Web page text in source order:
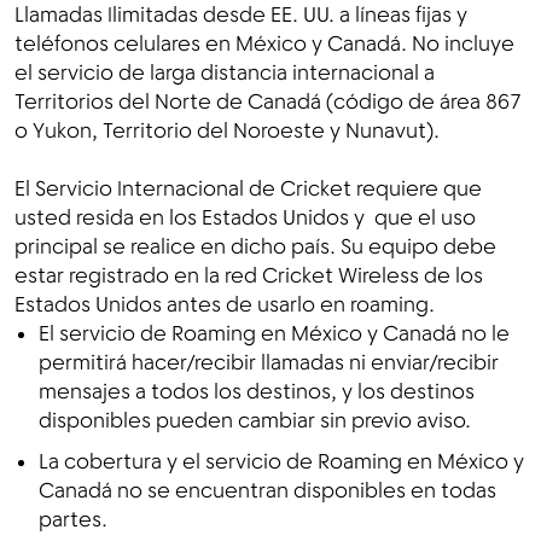
Llamadas Ilimitadas desde EE. UU. a líneas fijas y
teléfonos celulares en México y Canadá. No incluye
el servicio de larga distancia internacional a
Territorios del Norte de Canadá (código de área 867
o Yukon, Territorio del Noroeste y Nunavut).
El Servicio Internacional de Cricket requiere que
usted resida en los Estados Unidos y que el uso
principal se realice en dicho país. Su equipo debe
estar registrado en la red Cricket Wireless de los
Estados Unidos antes de usarlo en roaming.
El servicio de Roaming en México y Canadá no le
permitirá hacer/recibir llamadas ni enviar/recibir
mensajes a todos los destinos, y los destinos
disponibles pueden cambiar sin previo aviso.
La cobertura y el servicio de Roaming en México y
Canadá no se encuentran disponibles en todas
partes.